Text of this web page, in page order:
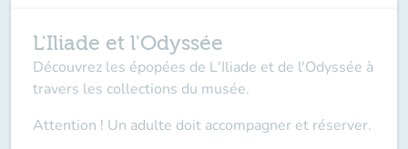
L'Iliade et l'Odyssée
Découvrez les épopées de L'Iliade et de l'Odyssée à
travers les collections du musée.
Attention ! Un adulte doit accompagner et réserver.